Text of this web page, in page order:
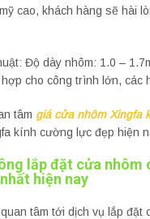
cao, khách hàng sẽ hài
Độ dày nhôm: 1.0 –
cho công trình lớn, các
tâm giá cửa nhôm Xingfa
kính cường lực đẹp hiện
lắp đặt cửa nhôm
hiện nay
tâm tới dịch vụ lắp đặt